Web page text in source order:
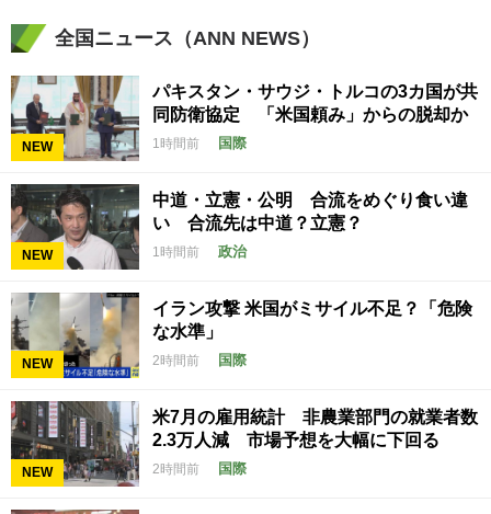
全国ニュース（ANN NEWS）
NEW
パキスタン・サウジ・トルコの3カ国が共
同防衛協定 「米国頼み」からの脱却か
1時間前 国際
NEW
中道・立憲・公明 合流をめぐり食い違
い 合流先は中道？立憲？
1時間前 政治
NEW
イラン攻撃 米国がミサイル不足？「危険
な水準」
2時間前 国際
NEW
米7月の雇用統計 非農業部門の就業者数
2.3万人減 市場予想を大幅に下回る
2時間前 国際